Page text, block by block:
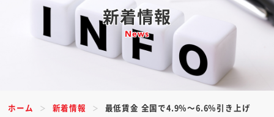
新着情報
News
ホーム 新着情報 最低賃金 全国で4.9％～6.6％引き上げ